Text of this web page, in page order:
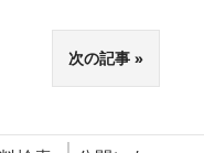
次の記事